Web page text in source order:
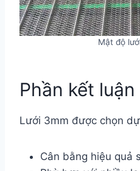
Mật độ
Phần kết luận
Lưới 3mm được chọn
Cân bằng hiệu quả